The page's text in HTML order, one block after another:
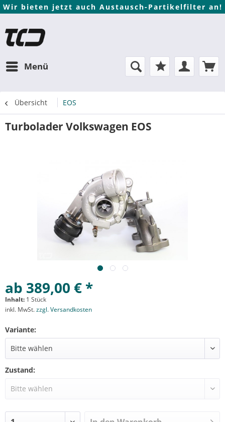
Wir bieten jetzt auch Austausch-Partikelfilter an!
Menü
Übersicht EOS
Turbolader Volkswagen EOS
ab 389,00 € *
Inhalt: 1 Stück
inkl. MwSt.zzgl. Versandkosten
Variante:
Zustand: